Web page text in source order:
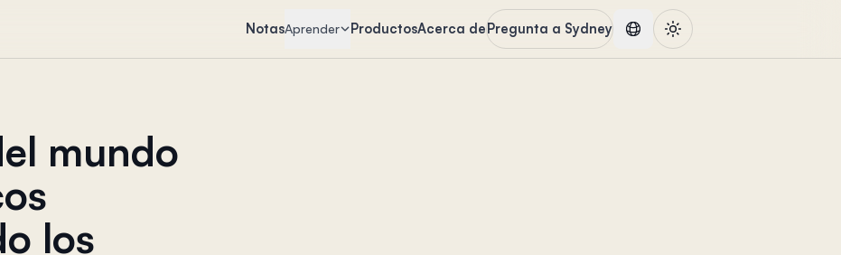
NotasAprender ProductosAcerca dePregunta a Sydney
mundo
los